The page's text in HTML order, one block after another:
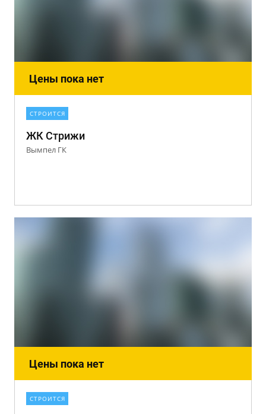
Цены пока нет
СТРОИТСЯ
ЖК Стрижи
Вымпел ГК
Цены пока нет
СТРОИТСЯ